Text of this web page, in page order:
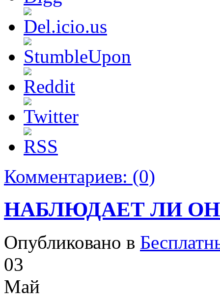
Комментариев: (0)
НАБЛЮДАЕТ ЛИ ОН
Опубликовано в
03
Май